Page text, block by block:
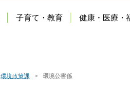
子育て・教育 健康・医療・
環境政策課 環境公害係